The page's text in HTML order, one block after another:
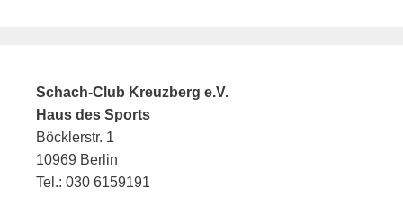
Schach-Club Kreuzberg e.V.
Haus des Sports
Böcklerstr. 1
10969 Berlin
Tel.: 030 6159191